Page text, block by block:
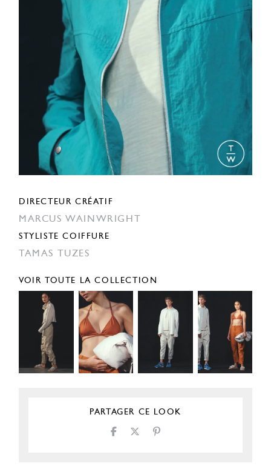
DIRECTEUR CRÉATIF
MARCUS WAINWRIGHT
STYLISTE COIFFURE
TAMAS TUZES
VOIR TOUTE LA COLLECTION
PARTAGER CE LOOK